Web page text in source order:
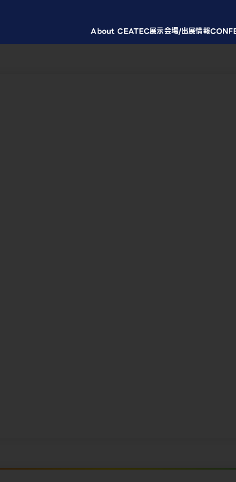
About CEATEC展示会場/出展情報